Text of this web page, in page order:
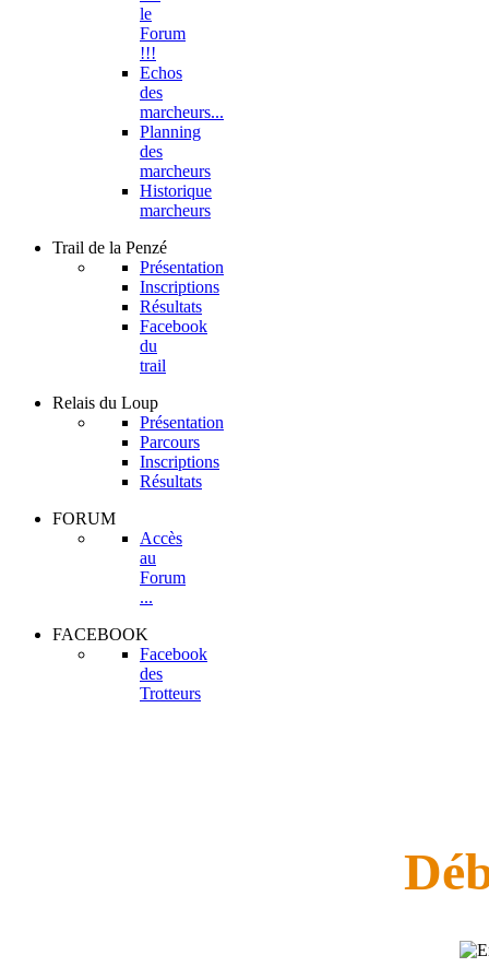
le
Forum
!!!
Echos
des
marcheurs...
Planning
des
marcheurs
Historique
marcheurs
Trail de la Penzé
Présentation
Inscriptions
Résultats
Facebook
du
trail
Relais du Loup
Présentation
Parcours
Inscriptions
Résultats
FORUM
Accès
au
Forum
...
FACEBOOK
Facebook
des
Trotteurs